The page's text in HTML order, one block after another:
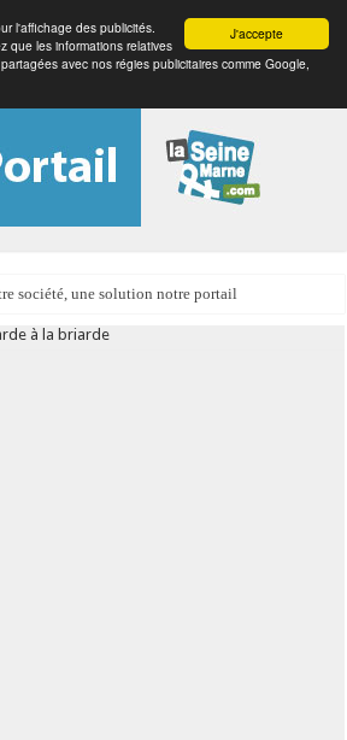
J'accepte
l'affichage des publicités.
que les informations relatives
avec nos régies publicitaires comme Google,
société, une solution notre portail
à la briarde